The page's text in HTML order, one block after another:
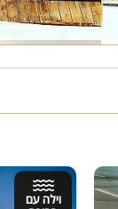
וילה עם